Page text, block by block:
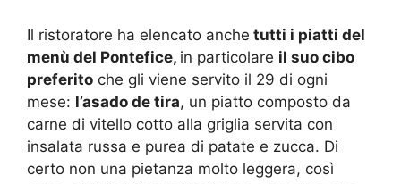
Il ristoratore ha elencato anche tutti i piatti del
menù del Pontefice, in particolare il suo cibo
preferito che gli viene servito il 29 di ogni
mese: l’asado de tira, un piatto composto da
carne di vitello cotto alla griglia servita con
insalata russa e purea di patate e zucca. Di
certo non una pietanza molto leggera, così